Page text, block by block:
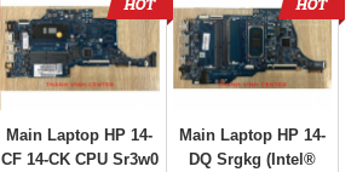
Main Laptop HP 14-
CF 14-CK CPU Sr3w0
Main Laptop HP 14-
DQ Srgkg (Intel®